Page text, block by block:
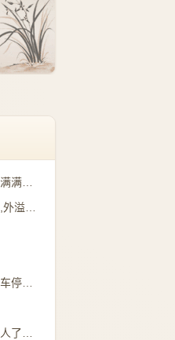
井里的水满满的是什么意思
开车踩刹车停不下来